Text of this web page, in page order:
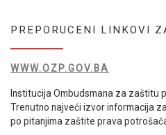
PREPORUCENI LINKOVI
WWW.OZP.GOV.BA
Institucija Ombudsmana za zaštitu
Trenutno najveći izvor informacija
po pitanjima zaštite prava